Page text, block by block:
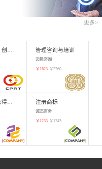
更多>
管理咨询与培训
迈晨咨询
￥ 1623 ￥2360
注册商标
诚杰财务
￥ 1233 ￥ 1345